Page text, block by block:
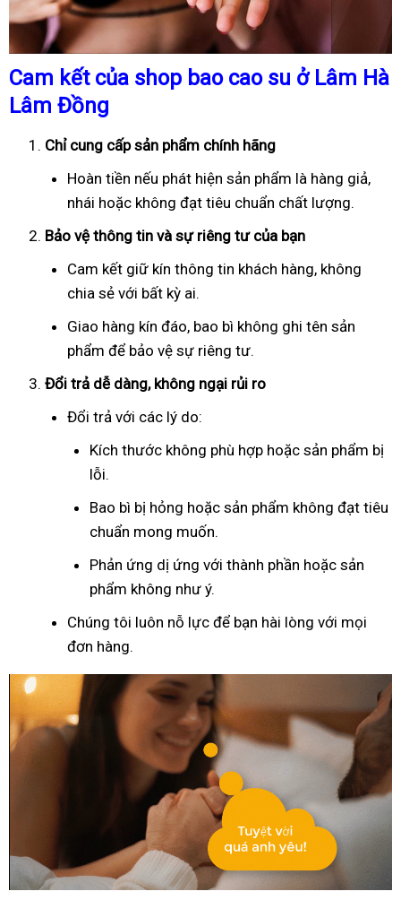
Cam kết của shop bao cao su ở Lâm Hà
Lâm Đồng
Chỉ cung cấp sản phẩm chính hãng
Hoàn tiền nếu phát hiện sản phẩm là hàng giả,
nhái hoặc không đạt tiêu chuẩn chất lượng.
Bảo vệ thông tin và sự riêng tư của bạn
Cam kết giữ kín thông tin khách hàng, không
chia sẻ với bất kỳ ai.
Giao hàng kín đáo, bao bì không ghi tên sản
phẩm để bảo vệ sự riêng tư.
Đổi trả dễ dàng, không ngại rủi ro
Đổi trả với các lý do:
Kích thước không phù hợp hoặc sản phẩm bị
lỗi.
Bao bì bị hỏng hoặc sản phẩm không đạt tiêu
chuẩn mong muốn.
Phản ứng dị ứng với thành phần hoặc sản
phẩm không như ý.
Chúng tôi luôn nỗ lực để bạn hài lòng với mọi
đơn hàng.